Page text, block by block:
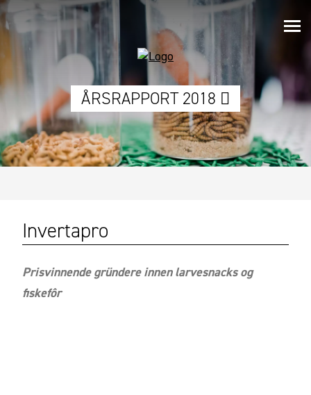
ÅRSRAPPORT 2018
Invertapro
Prisvinnende gründere innen larvesnacks og
fiskefôr